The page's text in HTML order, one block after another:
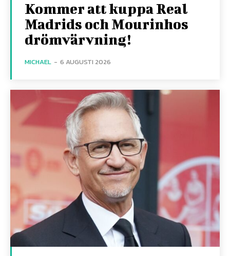
Kommer att kuppa Real
Madrids och Mourinhos
drömvärvning!
MICHAEL - 6 AUGUSTI 2026